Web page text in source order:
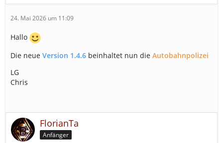
24. Mai 2026 um 11:09
Hallo
Die neue Version 1.4.6 beinhaltet nun die Autobahnpolizei
LG
Chris
FlorianTa
Anfänger